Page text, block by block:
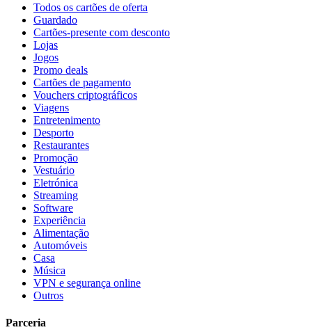
Todos os cartões de oferta
Guardado
Cartões-presente com desconto
Lojas
Jogos
Promo deals
Cartões de pagamento
Vouchers criptográficos
Viagens
Entretenimento
Desporto
Restaurantes
Promoção
Vestuário
Eletrónica
Streaming
Software
Experiência
Alimentação
Automóveis
Casa
Música
VPN e segurança online
Outros
Parceria